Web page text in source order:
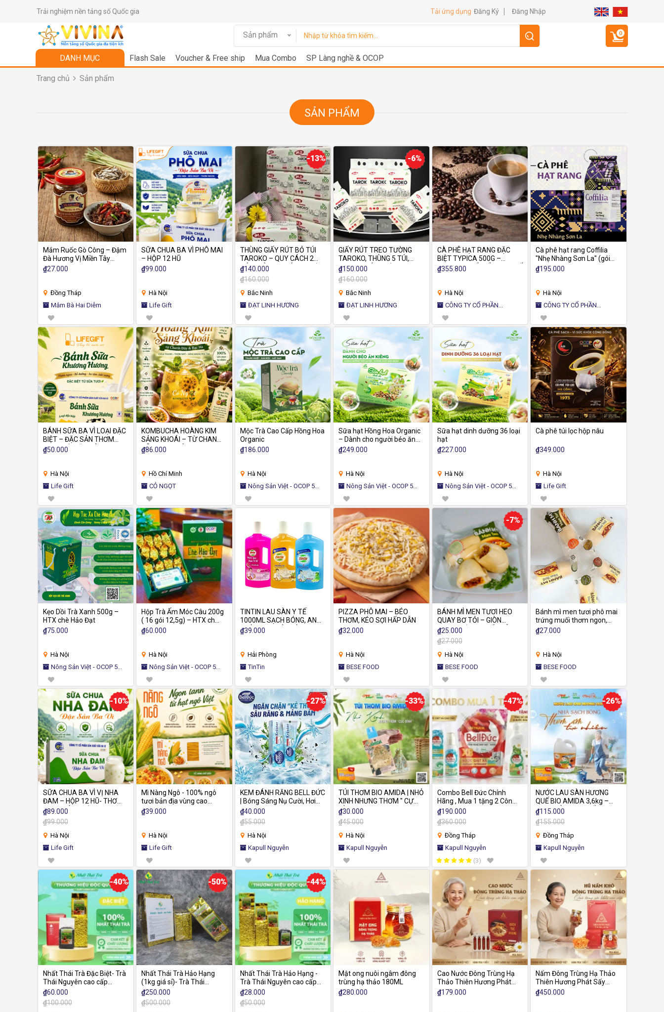
Trải nghiệm nền tảng số Quốc gia Tải ứng dụng Đăng Ký Đăng Nhập
Sản phẩm 0
DANH MỤC Flash Sale Voucher & Free ship Mua Combo SP Làng nghề & OCOP
Trang chủ Sản phẩm
SẢN PHẨM
Mắm Ruốc Gò Công – Đậm
Đà Hương Vị Miền Tây
Thương hiệu Bà Hai Diễm –
Tinh hoa từ truyền thống
₫27.000
Đồng Tháp
Mắm Bà Hai Diễm
SỮA CHUA BA VÌ PHÔ MAI
– HỘP 12 HŨ
₫99.000
Hà Nội
Life Gift
-13%
THÙNG GIẤY RÚT BỎ TÚI
TAROKO – QUY CÁCH 24
₫140.000
₫160.000
Bắc Ninh
ĐẠT LINH HƯƠNG
-6%
GIẤY RÚT TREO TƯỜNG
TAROKO, THÙNG 5 TÚI,
1280 tờ/TÚI – TIỆN LỢI,
GỌN GÀNG CHO MỌI
KHÔNG GIAN
₫150.000
₫160.000
Bắc Ninh
ĐẠT LINH HƯƠNG
CÀ PHÊ HẠT RANG ĐẶC
BIỆT TYPICA 500G –
HƯƠNG VỊ CỔ ĐIỂN, TINH TẾ
₫355.800
Hà Nội
COFFILIA
Cà phê hạt rang Coffilia
"Nhẹ Nhàng Sơn La" (gói
250gr)
₫195.000
Hà Nội
COFFILIA
BÁNH SỮA BA VÌ LOẠI ĐẶC
BIỆT – ĐẶC SẢN THƠM
NGON TỪ SỮA BÒ TƯƠI
₫50.000
Hà Nội
Life Gift
KOMBUCHA HOÀNG KIM
SẢNG KHOÁI – TỪ CHANH
DÂY & BẠC HÀ
₫86.000
Hồ Chí Minh
CỎ NGỌT
Mộc Trà Cao Cấp Hồng Hoa
Organic
₫186.000
Hà Nội
SAO
Sữa hạt Hồng Hoa Organic
– Dành cho người béo ăn
kiêng
₫249.000
Hà Nội
SAO
Sữa hạt dinh dưỡng 36 loại
hạt
₫227.000
Hà Nội
SAO
Cà phê túi lọc hộp nâu
₫349.000
Hà Nội
Life Gift
Kẹo Dồi Trà Xanh 500g –
HTX chè Hảo Đạt
₫75.000
Hà Nội
SAO
Hộp Trà Ấm Móc Câu 200g
( 16 gói 12,5g) – HTX chè
Hảo Đạt
₫60.000
Hà Nội
SAO
TINTIN LAU SÀN Y TẾ
1000ML SẠCH BÓNG, AN
TOÀN CHO CẢ NHÀ,
HƯƠNG THƠM MÁT MẺ
₫39.000
Hải Phòng
TinTin
PIZZA PHÔ MAI – BÉO
THƠM, KÉO SỢI HẤP DẪN
₫32.000
Hà Nội
BESE FOOD
-7%
BÁNH MÌ MEN TƯƠI HEO
QUAY BƠ TỎI – GIÒN
THƠM, ĐẬM VỊ, HẤP DẪN
₫25.000
₫27.000
Hà Nội
BESE FOOD
Bánh mì men tươi phô mai
trứng muối thơm ngon,
dinh dưỡng, an toàn sức
khỏe
₫27.000
Hà Nội
BESE FOOD
-10%
SỮA CHUA BA VÌ VỊ NHA
ĐAM – HỘP 12 HŨ- THƠM
NGON BÉO NGẬY
₫89.000
₫99.000
Hà Nội
Life Gift
Mì Nàng Ngô - 100% ngô
tươi bản địa vùng cao
Mường La
₫39.000
Hà Nội
Life Gift
-27%
KEM ĐÁNH RĂNG BELL ĐỨC
| Bóng Sáng Nụ Cười, Hơi
Thở Thơm Mát Suốt Ngày.
₫40.000
₫55.000
Hà Nội
Kapull Nguyễn
-33%
TÚI THƠM BIO AMIDA | NHỎ
XINH NHƯNG THƠM " CỰC
ĐỈNH "
₫30.000
₫45.000
Hà Nội
Kapull Nguyễn
-47%
Combo Bell Đức Chính
Hãng , Mua 1 tặng 2 Công
Nghệ Sinh Học Đức, Dịu Nhẹ
Cho Da Tay
₫190.000
₫360.000
Đồng Tháp
Kapull Nguyễn
-26%
NƯỚC LAU SÀN HƯƠNG
QUẾ BIO AMIDA 3,6kg –
SẠCH SÀN THƠM ẤM,
KHÔNG GIAN DỄ CHỊU
₫115.000
₫155.000
Đồng Tháp
Kapull Nguyễn
-40%
Nhất Thái Trà Đặc Biệt- Trà
Thái Nguyên cao cấp
hương quyến rũ ngọt sâu
màu nước xanh trong ánh
vàng
₫60.000
₫100.000
-50%
Nhất Thái Trà Hảo Hạng
(1kg giá sỉ)- Trà Thái
Nguyên cao cấp hương
thơm mộc nước vàng sóng
sánh
₫250.000
₫500.000
-44%
Nhất Thái Trà Hảo Hạng -
Trà Thái Nguyên cao cấp
hương thơm mộc nước
vàng sóng sánh
₫28.000
₫50.000
Mật ong nuôi ngâm đông
trùng hạ thảo 180ML
₫280.000
Cao Nước Đông Trùng Hạ
Thảo Thiên Hương Phát
Chuẩn Nhật, Dưỡng Chất
Tự Nhiên Hộp 10 Ống
₫179.000
Nấm Đông Trùng Hạ Thảo
Thiên Hương Phát Sấy
Thăng Hoa, Tăng Đề Kháng,
Quà Biếu Sang Trọng Hũ
₫450.000